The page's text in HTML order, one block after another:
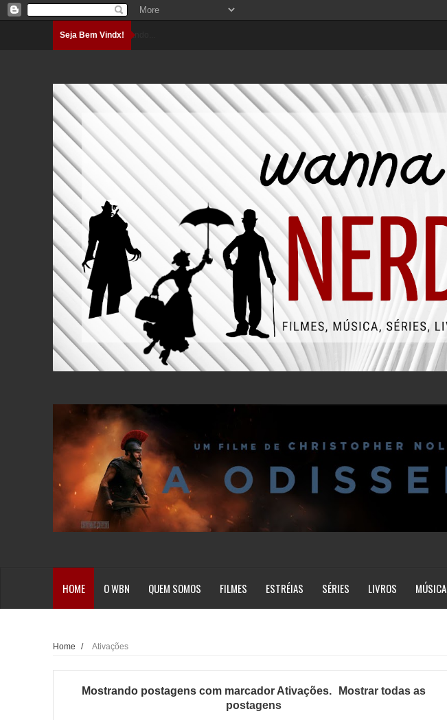
Seja Bem Vindx!Carregando...
HOME O WBN QUEM SOMOS FILMES ESTRÉIAS SÉRIES LIVROS MÚSICA
Home / Ativações
Mostrando postagens com marcador Ativações.
Mostrar todas as
postagens